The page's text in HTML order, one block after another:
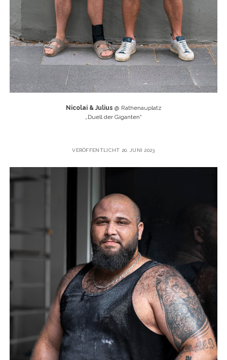
Nicolai & Julius @ Rathenauplatz
„Duell der Giganten“
VERÖFFENTLICHT 20. JUNI 2023